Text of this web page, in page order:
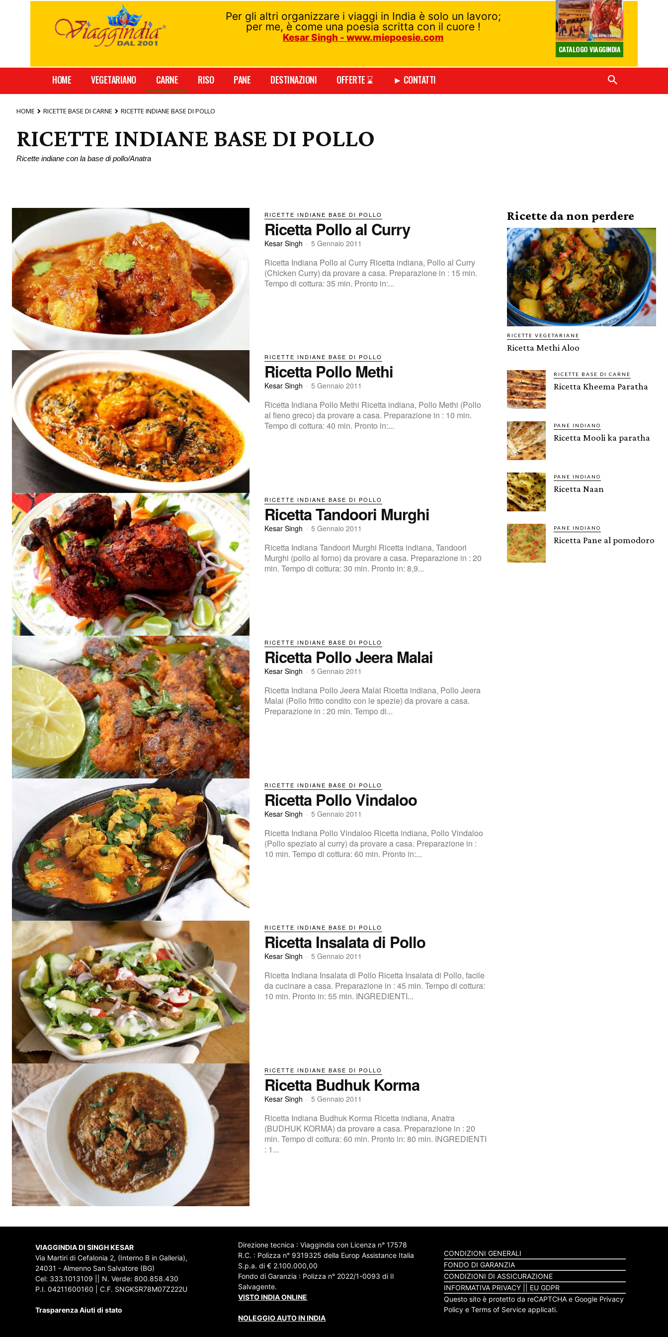
Per gli altri organizzare i viaggi in India è solo un lavoro;
per me, è come una poesia scritta con il cuore !
Kesar Singh - www.miepoesie.com
CATALOGO VIAGGINDIA
HOME VEGETARIANO CARNE RISO PANE DESTINAZIONI OFFERTE ⌛ ► CONTATTI
HOME RICETTE BASE DI CARNE RICETTE INDIANE BASE DI POLLO
RICETTE INDIANE BASE DI POLLO
Ricette indiane con la base di pollo/Anatra
RICETTE INDIANE BASE DI POLLO
Ricetta Pollo al Curry
Kesar Singh - 5 Gennaio 2011
Ricetta Indiana Pollo al Curry Ricetta indiana, Pollo al Curry
(Chicken Curry) da provare a casa. Preparazione in : 15 min.
Tempo di cottura: 35 min. Pronto in:...
RICETTE INDIANE BASE DI POLLO
Ricetta Pollo Methi
Kesar Singh - 5 Gennaio 2011
Ricetta Indiana Pollo Methi Ricetta indiana, Pollo Methi (Pollo
al fieno greco) da provare a casa. Preparazione in : 10 min.
Tempo di cottura: 40 min. Pronto in:...
RICETTE INDIANE BASE DI POLLO
Ricetta Tandoori Murghi
Kesar Singh - 5 Gennaio 2011
Ricetta Indiana Tandoori Murghi Ricetta indiana, Tandoori
Murghi (pollo al forno) da provare a casa. Preparazione in : 20
min. Tempo di cottura: 30 min. Pronto in: 8,9...
RICETTE INDIANE BASE DI POLLO
Ricetta Pollo Jeera Malai
Kesar Singh - 5 Gennaio 2011
Ricetta Indiana Pollo Jeera Malai Ricetta indiana, Pollo Jeera
Malai (Pollo fritto condito con le spezie) da provare a casa.
Preparazione in : 20 min. Tempo di...
RICETTE INDIANE BASE DI POLLO
Ricetta Pollo Vindaloo
Kesar Singh - 5 Gennaio 2011
Ricetta Indiana Pollo Vindaloo Ricetta indiana, Pollo Vindaloo
(Pollo speziato al curry) da provare a casa. Preparazione in :
10 min. Tempo di cottura: 60 min. Pronto in:...
RICETTE INDIANE BASE DI POLLO
Ricetta Insalata di Pollo
Kesar Singh - 5 Gennaio 2011
Ricetta Indiana Insalata di Pollo Ricetta Insalata di Pollo, facile
da cucinare a casa. Preparazione in : 45 min. Tempo di cottura:
10 min. Pronto in: 55 min. INGREDIENTI...
RICETTE INDIANE BASE DI POLLO
Ricetta Budhuk Korma
Kesar Singh - 5 Gennaio 2011
Ricetta Indiana Budhuk Korma Ricetta indiana, Anatra
(BUDHUK KORMA) da provare a casa. Preparazione in : 20
min. Tempo di cottura: 60 min. Pronto in: 80 min. INGREDIENTI
: 1...
Ricette da non perdere
RICETTE VEGETARIANE
Ricetta Methi Aloo
RICETTE BASE DI CARNE
Ricetta Kheema Paratha
PANE INDIANO
Ricetta Mooli ka paratha
PANE INDIANO
Ricetta Naan
PANE INDIANO
Ricetta Pane al pomodoro
VIAGGINDIA DI SINGH KESAR
Via Martiri di Cefalonia 2, (Interno B in Galleria),
24031 - Almenno San Salvatore (BG)
Cel: 333.1013109 || N. Verde: 800.858.430
P.I. 04211600160 | C.F. SNGKSR78M07Z222U
Trasparenza Aiuti di stato
Direzione tecnica : Viaggindia con Licenza n° 17578
R.C. : Polizza n° 9319325 della Europ Assistance Italia
S.p.a. di € 2.100.000,00
Fondo di Garanzia : Polizza n° 2022/1-0093 di Il
Salvagente.
VISTO INDIA ONLINE
NOLEGGIO AUTO IN INDIA
CONDIZIONI GENERALI
FONDO DI GARANZIA
CONDIZIONI DI ASSICURAZIONE
INFORMATIVA PRIVACY
EU GDPR
Questo sito è protetto da reCAPTCHA e Google Privacy
PolicyeTerms of Service applicati.